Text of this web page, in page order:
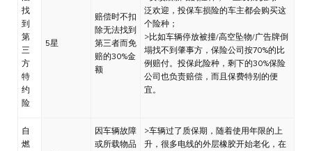
找
到
第
三
方
特
约
险
5星
赔偿时不扣
除无法找到
第三者而免
赔的30%金
额
泛欢迎，投保车损险的车主都会购买这
个险种；
>比如车辆停放被撞/高空坠物/广告牌倒
塌找不到肇事方，保险公司按70%的比
例赔付。投保此险种，剩下的30%保险
公司也负责赔偿，而且保费特别的便
宜。
自
燃
因车辆故障
或所载物品
>车辆过了质保期，随着使用年限的上
升，很多电线的外层橡胶开始老化，在